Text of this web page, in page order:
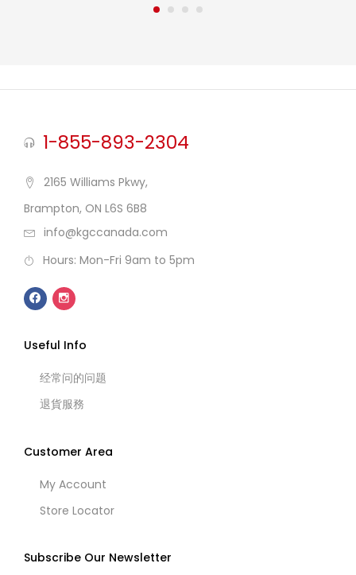
1-855-893-2304
2165 Williams Pkwy,
Brampton, ON L6S 6B8
info@kgccanada.com
Hours: Mon-Fri 9am to 5pm
Useful Info
经常问的问题
退貨服務
Customer Area
My Account
Store Locator
Subscribe Our Newsletter